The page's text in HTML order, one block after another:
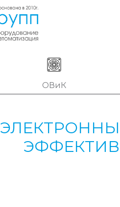
ОВиК